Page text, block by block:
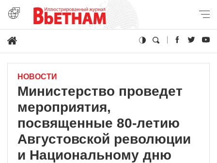
НОВОСТИ
Министерство проведет
мероприятия,
посвященные 80-летию
Августовской революции
и Национальному дню